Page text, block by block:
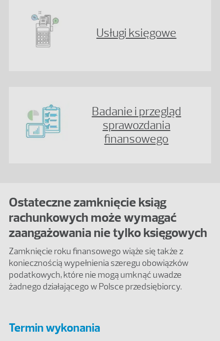
Usługi księgowe
Badanie i przegląd
sprawozdania
finansowego
Ostateczne zamknięcie ksiąg
rachunkowych może wymagać
zaangażowania nie tylko księgowych
Zamknięcie roku finansowego wiąże się także z
koniecznością wypełnienia szeregu obowiązków
podatkowych, które nie mogą umknąć uwadze
żadnego działającego w Polsce przedsiębiorcy.
Termin wykonania